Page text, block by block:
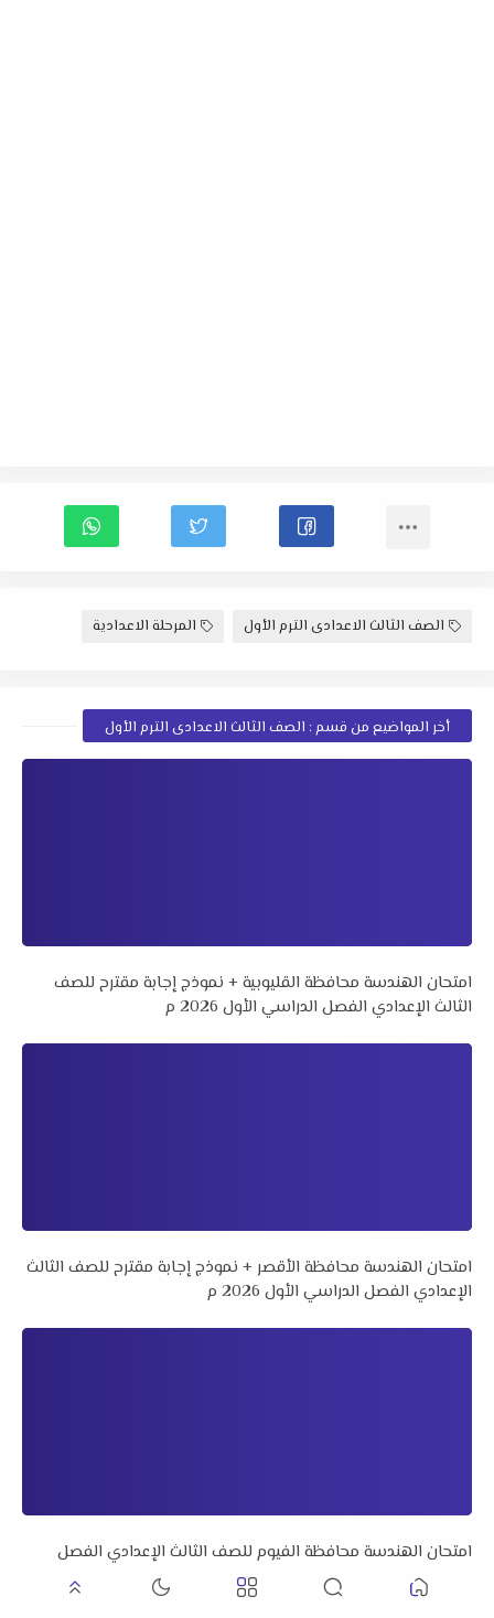
الصف الثالث الاعدادى الترم الأول المرحلة الاعدادية
أخر المواضيع من قسم : الصف الثالث الاعدادى الترم الأول
امتحان الهندسة محافظة القليوبية + نموذج إجابة مقترح للصف
الثالث الإعدادي الفصل الدراسي الأول 2026 م
امتحان الهندسة محافظة الأقصر + نموذج إجابة مقترح للصف الثالث
الإعدادي الفصل الدراسي الأول 2026 م
امتحان الهندسة محافظة الفيوم للصف الثالث الإعدادي الفصل
الدراسي الأول 2026 م